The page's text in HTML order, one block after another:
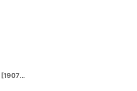
[190794